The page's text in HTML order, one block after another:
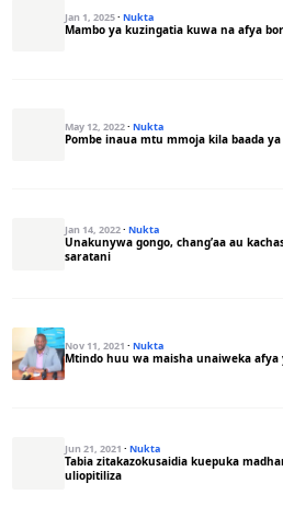
Jan 1, 2025·Nukta
Mambo ya kuzingatia kuwa na afya
May 12, 2022·Nukta
Pombe inaua mtu mmoja kila baada
Jan 14, 2022·Nukta
Unakunywa gongo, chang’aa au
saratani
Nov 11, 2021·Nukta
Mtindo huu wa maisha unaiweka
Jun 21, 2021·Nukta
Tabia zitakazokusaidia kuepuka
uliopitiliza